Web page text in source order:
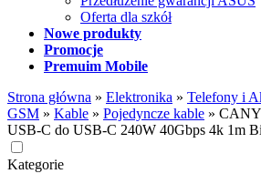
Oferta dla szkół
Nowe produkty
Promocje
Premuim Mobile
Strona główna » Elektronika » Telefony i
GSM » Kable » Pojedyncze kable »
USB-C do USB-C 240W 40Gbps 4k 1m
Kategorie